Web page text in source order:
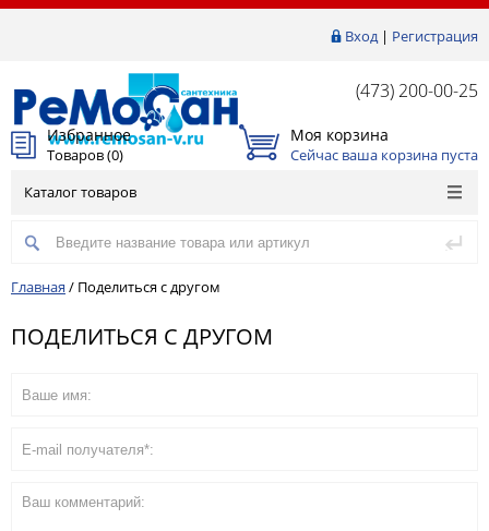
Вход| Регистрация
(473) 200-00-25
Избранное
Товаров (0)
Моя корзина
Сейчас ваша корзина пуста
Каталог товаров
Главная / Поделиться с другом
ПОДЕЛИТЬСЯ С ДРУГОМ